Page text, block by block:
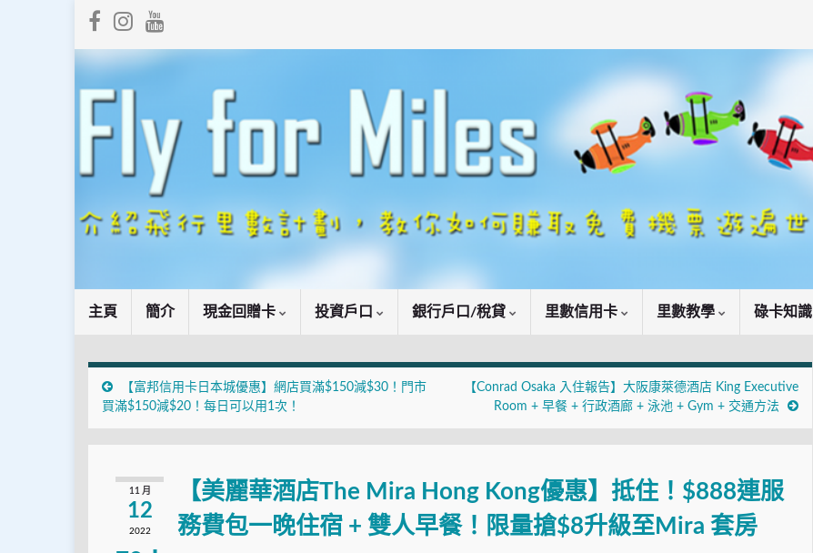
主頁 簡介 現金回贈卡 投資戶口 銀行戶口/稅貸 里數信用卡 里數教學 碌卡知識
【富邦信用卡日本城優惠】網店買滿$150減$30！門市
買滿$150減$20！每日可以用1次！
【Conrad Osaka 入住報告】大阪康萊德酒店 King Executive
Room + 早餐 + 行政酒廊 + 泳池 + Gym + 交通方法
11 月
12
2022
【美麗華酒店The Mira Hong Kong優惠】抵住！$888連服
務費包一晚住宿 + 雙人早餐！限量搶$8升級至Mira 套房